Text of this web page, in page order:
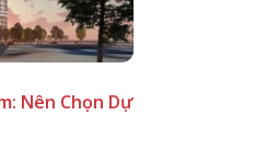
Nên Chọn Dự